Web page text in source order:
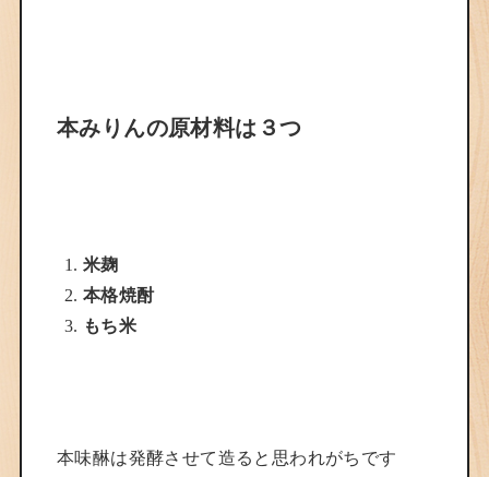
本みりんの原材料は３つ
米麹
本格焼酎
もち米
本味醂は発酵させて造ると思われがちです